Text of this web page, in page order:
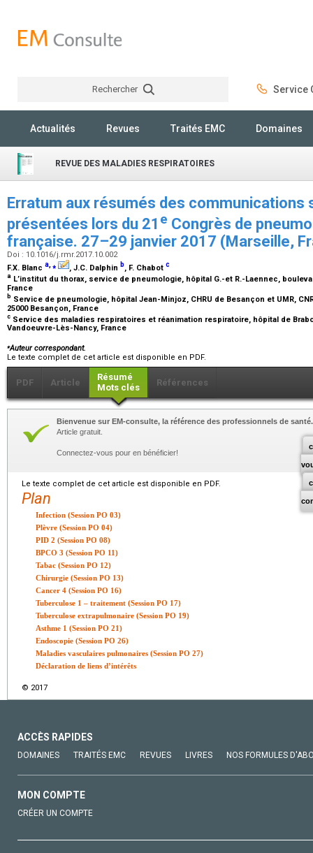
Rechercher Service
Actualités Revues Traités EMC Domaines
REVUE DES MALADIES RESPIRATOIRES
Erratum aux résumés des communications
présentées lors du 21 e Congrès de
française. 27–29 janvier 2017 (Marseille,
Doi : 10.1016/j.rmr.2017.10.002
F.X. Blanc a,⁎ , J.C. Dalphin b, F. Chabot c
a L’institut du thorax, service de pneumologie, hôpital G.-et R.-Laennec,
France
b Service de pneumologie, hôpital Jean-Minjoz, CHRU de Besançon et UMR,
25000 Besançon, France
c Service des maladies respiratoires et réanimation respiratoire, hôpital de
Vandoeuvre-Lès-Nancy, France
⁎Auteur correspondant.
Le texte complet de cet article est disponible en PDF.
PDF Article
Résumé
Mots clés
Références
Bienvenue sur EM-consulte, la référence des professionnels de santé.
Article gratuit.
Connectez-vous pour en bénéficier!
Le texte complet de cet article est disponible en PDF.
Plan
Infection (Session PO 03)
Plèvre (Session PO 04)
PID 2 (Session PO 08)
BPCO 3 (Session PO 11)
Tabac (Session PO 12)
Chirurgie (Session PO 13)
Cancer 4 (Session PO 16)
Tuberculose 1 – traitement (Session PO 17)
Tuberculose extrapulmonaire (Session PO 19)
Asthme 1 (Session PO 21)
Endoscopie (Session PO 26)
Maladies vasculaires pulmonaires (Session PO 27)
Déclaration de liens d’intérêts
© 2017
ACCÈS RAPIDES
DOMAINES TRAITÉS EMC REVUES LIVRES NOS FORMULES
MON COMPTE
CRÉER UN COMPTE